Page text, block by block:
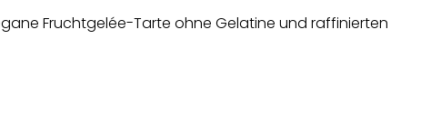
Fruchtgelée-Tarte ohne Gelatine und raffinierten